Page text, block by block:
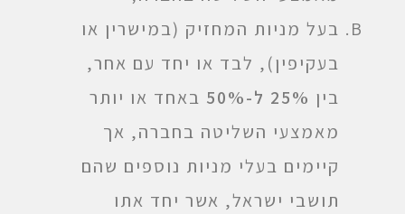
בעל מניות המחזיק (במישרין או
בעקיפין), לבד או יחד עם אחר,
בין 25% ל-50%
באחד או יותר
מאמצעי השליטה בחברה, אך
קיימים בעלי מניות נוספים שהם
תושבי ישראל, אשר יחד אתו